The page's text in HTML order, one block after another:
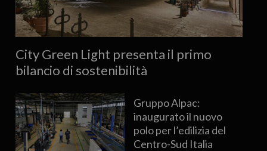
City Green Light presenta il primo
bilancio di sostenibilità
Gruppo Alpac:
inaugurato il nuovo
polo per l’edilizia del
Centro-Sud Italia